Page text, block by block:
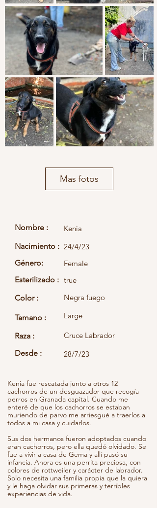
Mas fotos
Kenia
24/4/23
Female
true
Negra fuego
Large
Cruce Labrador
28/7/23
Nombre :
Nacimiento :
Género:
Esterilizado :
Color :
Tamano :
Raza :
Desde :
Kenia fue rescatada junto a otros 12
cachorros de un desguazador que recogía
perros en Granada capital. Cuando me
enteré de que los cachorros se estaban
muriendo de parvo me arriesgué a traerlos a
todos a mi casa y cuidarlos.
Sus dos hermanos fueron adoptados cuando
eran cachorros, pero ella quedó olvidado. Se
fue a vivir a casa de Gema y allí pasó su
infancia. Ahora es una perrita preciosa, con
colores de rottweiler y carácter de labrador.
Solo necesita una familia propia que la quiera
y le haga olvidar sus primeras y terribles
experiencias de vida.